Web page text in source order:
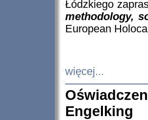
Łódzkiego
methodology,
European
więcej...
Engelking